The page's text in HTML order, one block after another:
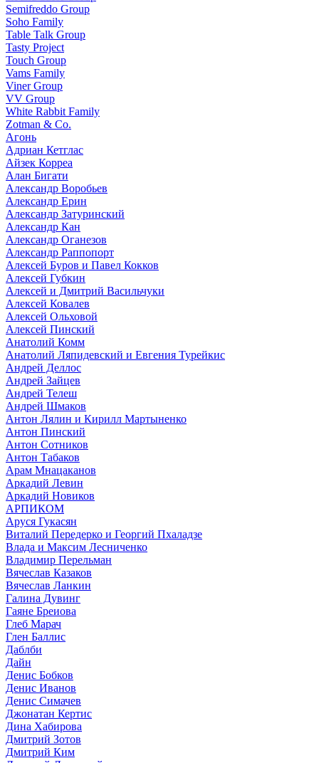
Semifreddo Group
Soho Family
Table Talk Group
Tasty Project
Touch Group
Vams Family
Viner Group
VV Group
White Rabbit Family
Zotman & Co.
Агонь
Адриан Кетглас
Айзек Корреа
Алан Бигати
Александр Воробьев
Александр Ерин
Александр Затуринский
Александр Кан
Александр Оганезов
Александр Раппопорт
Алексей Буров и Павел Кокков
Алексей Губкин
Алексей и Дмитрий Васильчуки
Алексей Ковалев
Алексей Ольховой
Алексей Пинский
Анатолий Комм
Анатолий Ляпидевский и Евгения Турейкис
Андрей Деллос
Андрей Зайцев
Андрей Телеш
Андрей Шмаков
Антон Лялин и Кирилл Мартыненко
Антон Пинский
Антон Сотников
Антон Табаков
Арам Мнацаканов
Аркадий Левин
Аркадий Новиков
АРПИКОМ
Аруся Гукасян
Виталий Передерко и Георгий Пхаладзе
Влада и Максим Лесниченко
Владимир Перельман
Вячеслав Казаков
Вячеслав Ланкин
Галина Дувинг
Гаяне Бреиова
Глеб Марач
Глен Баллис
Даблби
Дайн
Денис Бобков
Денис Иванов
Денис Симачев
Джонатан Кертис
Дина Хабирова
Дмитрий Зотов
Дмитрий Ким